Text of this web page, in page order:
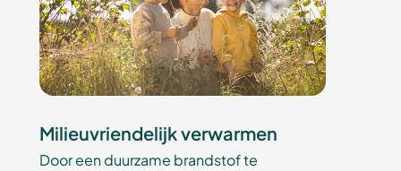
Milieuvriendelijk verwarmen
Door een duurzame brandstof te